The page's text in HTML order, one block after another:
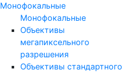
Монофокальные
Монофокальные
Объективы
мегапиксельного
разрешения
Объективы стандартного